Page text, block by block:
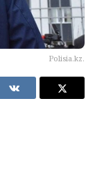
Polisia.kz.